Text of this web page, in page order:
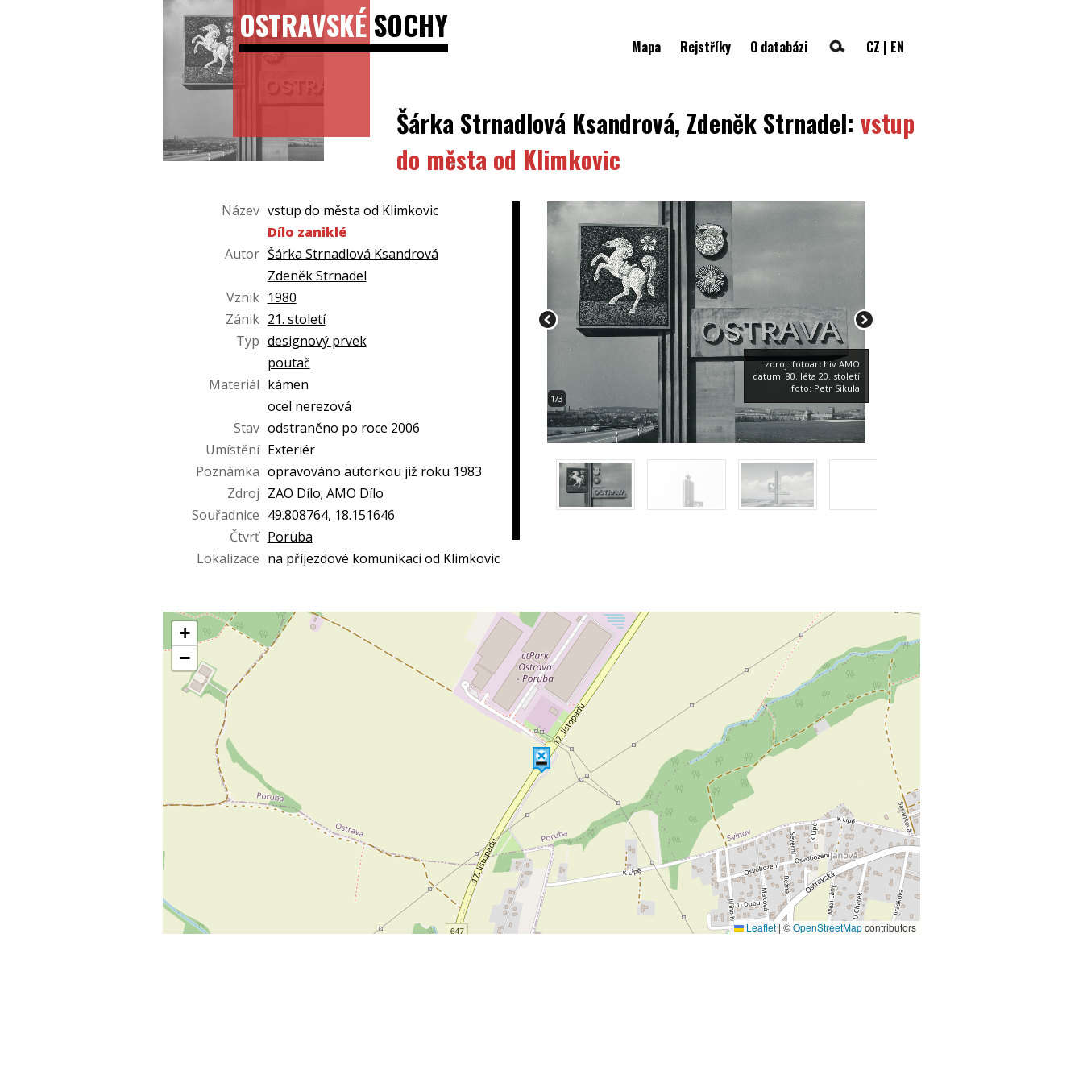
OSTRAVSKÉSOCHY
Mapa Rejstříky O databázi CZ | EN
Šárka Strnadlová Ksandrová, Zdeněk Strnadel: vstup
do města od Klimkovic
Název vstup do města od Klimkovic
Dílo zaniklé
Autor Šárka Strnadlová Ksandrová
Zdeněk Strnadel
Vznik 1980
Zánik 21. století
Typ designový prvek
poutač
Materiál kámen
ocel nerezová
Stav odstraněno po roce 2006
Umístění Exteriér
Poznámka opravováno autorkou již roku 1983
Zdroj ZAO Dílo; AMO Dílo
Souřadnice 49.808764, 18.151646
Čtvrť Poruba
Lokalizace na příjezdové komunikaci od Klimkovic
1/3
zdroj: fotoarchiv AMO
datum: 80. léta 20. století
foto: Petr Sikula
+
−
Leaflet | ©OpenStreetMapcontributors